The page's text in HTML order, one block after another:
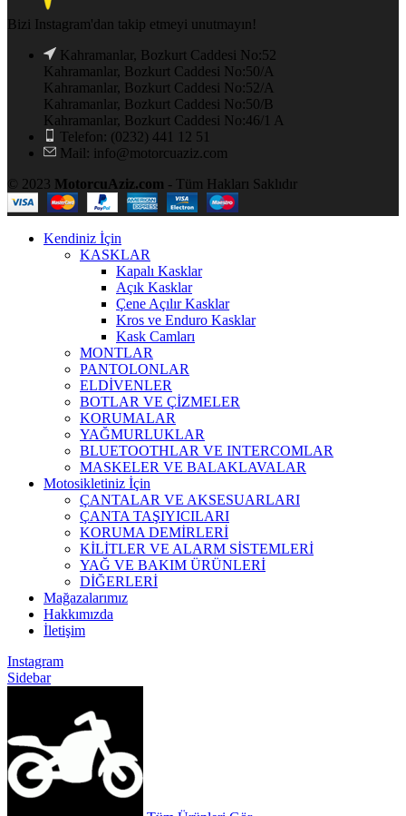
Bizi Instagram'dan takip etmeyi unutmayın!
Kahramanlar, Bozkurt Caddesi No:52
Kahramanlar, Bozkurt Caddesi No:50/A
Kahramanlar, Bozkurt Caddesi No:52/A
Kahramanlar, Bozkurt Caddesi No:50/B
Kahramanlar, Bozkurt Caddesi No:46/1 A
Telefon: (0232) 441 12 51
Mail: info@motorcuaziz.com
© 2023 MotorcuAziz.com - Tüm Hakları Saklıdır
Kendiniz İçin
KASKLAR
Kapalı Kasklar
Açık Kasklar
Çene Açılır Kasklar
Kros ve Enduro Kasklar
Kask Camları
MONTLAR
PANTOLONLAR
ELDİVENLER
BOTLAR VE ÇİZMELER
KORUMALAR
YAĞMURLUKLAR
BLUETOOTHLAR VE INTERCOMLAR
MASKELER VE BALAKLAVALAR
Motosikletiniz İçin
ÇANTALAR VE AKSESUARLARI
ÇANTA TAŞIYICILARI
KORUMA DEMİRLERİ
KİLİTLER VE ALARM SİSTEMLERİ
YAĞ VE BAKIM ÜRÜNLERİ
DİĞERLERİ
Mağazalarımız
Hakkımızda
İletişim
Instagram
Sidebar